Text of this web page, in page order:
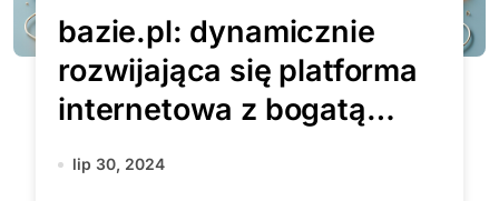
bazie.pl: dynamicznie
rozwijająca się platforma
internetowa z bogatą
ofertą funkcjonalności i
lip 30, 2024